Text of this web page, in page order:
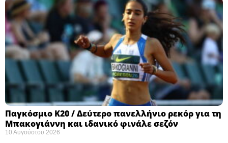
Παγκόσμιο Κ20 / Δεύτερο πανελλήνιο ρεκόρ για τη
Μπακογιάννη και ιδανικό φινάλε σεζόν
10 Αυγούστου 2026